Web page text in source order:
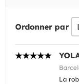
Ordonner par
La